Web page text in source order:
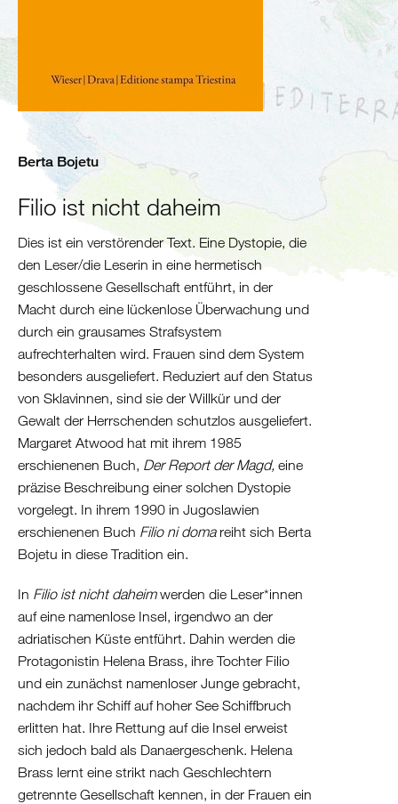
Malta
Mittelmeerküste
Spanien
Frankreich
Italien
Balkan
Slowenien
Kroatien
Montenegro
Bosnien
und
Herzegowina
Albanien
Kosovo
Nordmazedonien
Griechenland
/
Türkei
Zypern
Griechenland
Türkei
Zypern
Levante
Ägypten
Syrien
Libanon
Berta Bojetu
Filio ist nicht daheim
Dies ist ein verstörender Text. Eine Dystopie, die
den Leser/die Leserin in eine hermetisch
geschlossene Gesellschaft entführt, in der
Macht durch eine lückenlose Überwachung und
durch ein grausames Strafsystem
aufrechterhalten wird. Frauen sind dem System
besonders ausgeliefert. Reduziert auf den Status
von Sklavinnen, sind sie der Willkür und der
Gewalt der Herrschenden schutzlos ausgeliefert.
Margaret Atwood hat mit ihrem 1985
erschienenen Buch, Der Report der Magd, eine
präzise Beschreibung einer solchen Dystopie
vorgelegt. In ihrem 1990 in Jugoslawien
erschienenen Buch Filio ni doma reiht sich Berta
Bojetu in diese Tradition ein.
In Filio ist nicht daheimwerden die Leser*innen
auf eine namenlose Insel, irgendwo an der
adriatischen Küste entführt. Dahin werden die
Protagonistin Helena Brass, ihre Tochter Filio
und ein zunächst namenloser Junge gebracht,
nachdem ihr Schiff auf hoher See Schiffbruch
erlitten hat. Ihre Rettung auf die Insel erweist
sich jedoch bald als Danaergeschenk. Helena
Brass lernt eine strikt nach Geschlechtern
getrennte Gesellschaft kennen, in der Frauen ein